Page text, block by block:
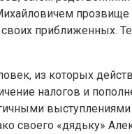
приближенных.
из которых
налогов и
своего «дядьку»